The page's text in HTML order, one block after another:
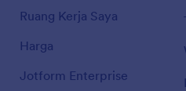
Ruang Kerja Saya
Harga
Jotform Enterprise